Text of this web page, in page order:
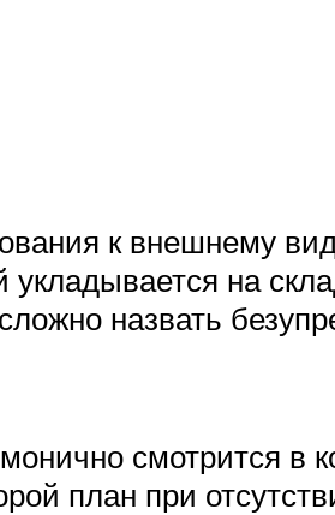
к внешнему
на
назвать
смотрится в
план при